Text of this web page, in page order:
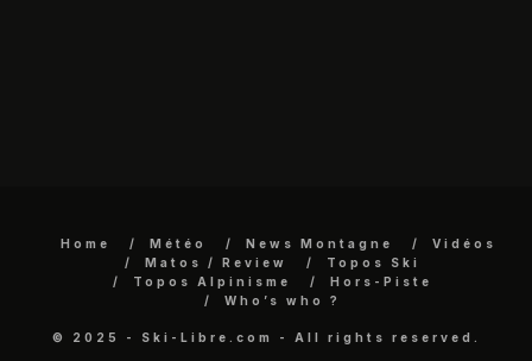
Home Météo News Montagne
Vidéos
Matos / Review
Topos Ski
Topos Alpinisme
Hors-Piste
Who’s who ?
© 2025 - Ski-Libre.com - All rights reserved.